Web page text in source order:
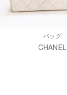
バッグ
CHANEL